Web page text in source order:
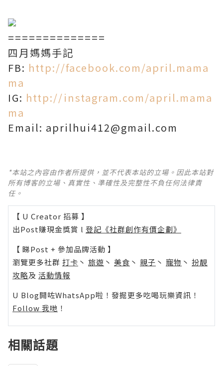
==============
四月媽媽手記
FB: http://facebook.com/april.mama
ma
IG: http://instagram.com/april.mama
ma
Email: aprilhui412@gmail.com
*本站之內容由作者所提供，並不代表本站的立場。因此本站對
所有博客的立場、真實性、準確性及完整性不負任何法律責
任。
【 U Creator 招募 】
出Post賺現金獎賞 l 登記《社群創作有價企劃》
【 睇Post + 參加品牌活動 】
瀏覽更多社群 打卡 丶 旅遊 丶 美食 丶 親子 丶 寵物 丶 扮靚
攻略及 活動情報
U Blog開咗WhatsApp啦！發掘更多吃喝玩樂資訊！
Follow 我哋 ！
相關話題